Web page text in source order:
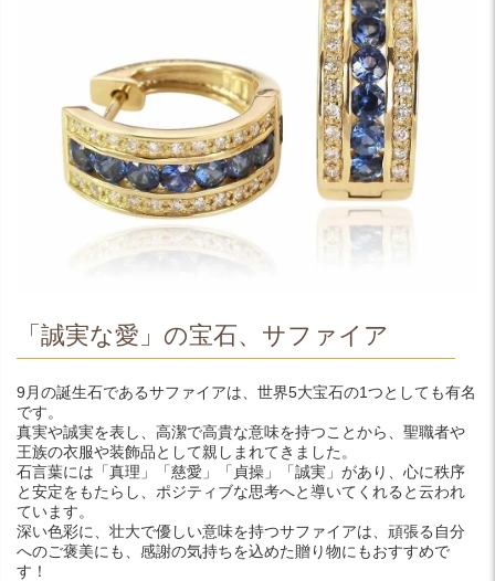
「誠実な愛」の宝石、サファイア
9月の誕生石であるサファイアは、世界5大宝石の1つとしても有名
です。
真実や誠実を表し、高潔で高貴な意味を持つことから、聖職者や
王族の衣服や装飾品として親しまれてきました。
石言葉には「真理」「慈愛」「貞操」「誠実」があり、心に秩序
と安定をもたらし、ポジティブな思考へと導いてくれると云われ
ています。
深い色彩に、壮大で優しい意味を持つサファイアは、頑張る自分
へのご褒美にも、感謝の気持ちを込めた贈り物にもおすすめで
す！